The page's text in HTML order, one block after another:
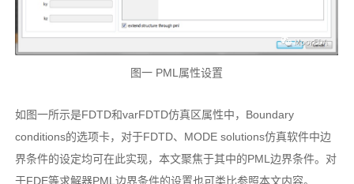
图一 PML属性设置
如图一所示是FDTD和varFDTD仿真区属性中，Boundary
conditions的选项卡，对于FDTD、MODE solutions仿真软件中边
界条件的设定均可在此实现，本文聚焦于其中的PML边界条件。对
于FDE等求解器PML边界条件的设置也可类比参照本文内容。